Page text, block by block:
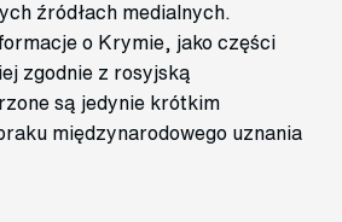
źródłach medialnych.
o Krymie, jako części
zgodnie z rosyjską
są jedynie krótkim
międzynarodowego uznania